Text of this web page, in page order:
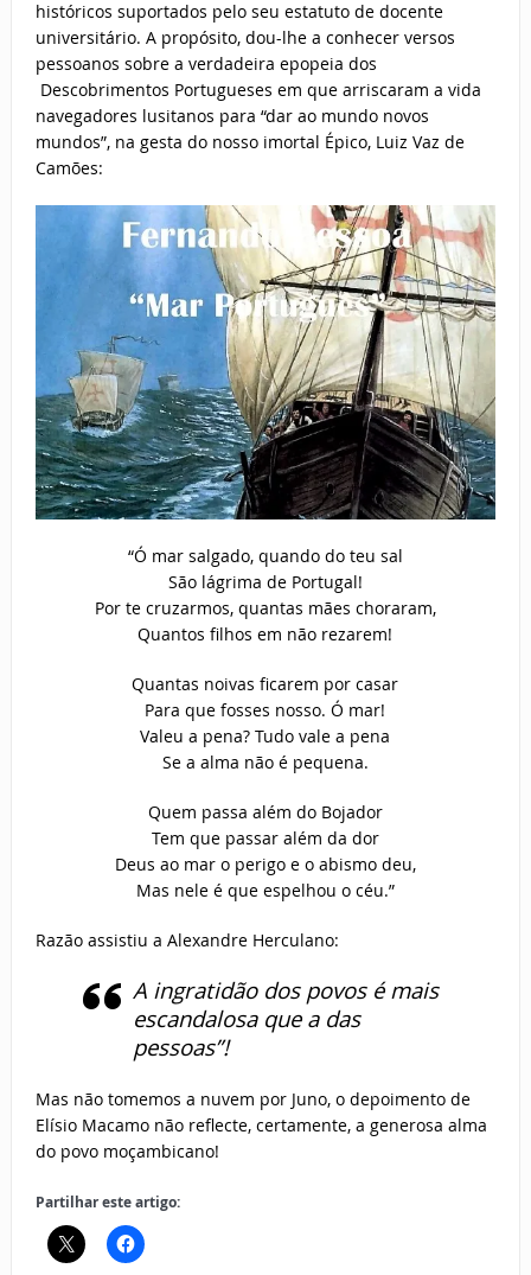
históricos suportados pelo seu estatuto de docente
universitário. A propósito, dou-lhe a conhecer versos
pessoanos sobre a verdadeira epopeia dos
Descobrimentos Portugueses em que arriscaram a vida
navegadores lusitanos para “dar ao mundo novos
mundos”, na gesta do nosso imortal Épico, Luiz Vaz de
Camões:
“Ó mar salgado, quando do teu sal
São lágrima de Portugal!
Por te cruzarmos, quantas mães choraram,
Quantos filhos em não rezarem!
Quantas noivas ficarem por casar
Para que fosses nosso. Ó mar!
Valeu a pena? Tudo vale a pena
Se a alma não é pequena.
Quem passa além do Bojador
Tem que passar além da dor
Deus ao mar o perigo e o abismo deu,
Mas nele é que espelhou o céu.”
Razão assistiu a Alexandre Herculano:
A ingratidão dos povos é mais
escandalosa que a das
pessoas”!
Mas não tomemos a nuvem por Juno, o depoimento de
Elísio Macamo não reflecte, certamente, a generosa alma
do povo moçambicano!
Partilhar este artigo: